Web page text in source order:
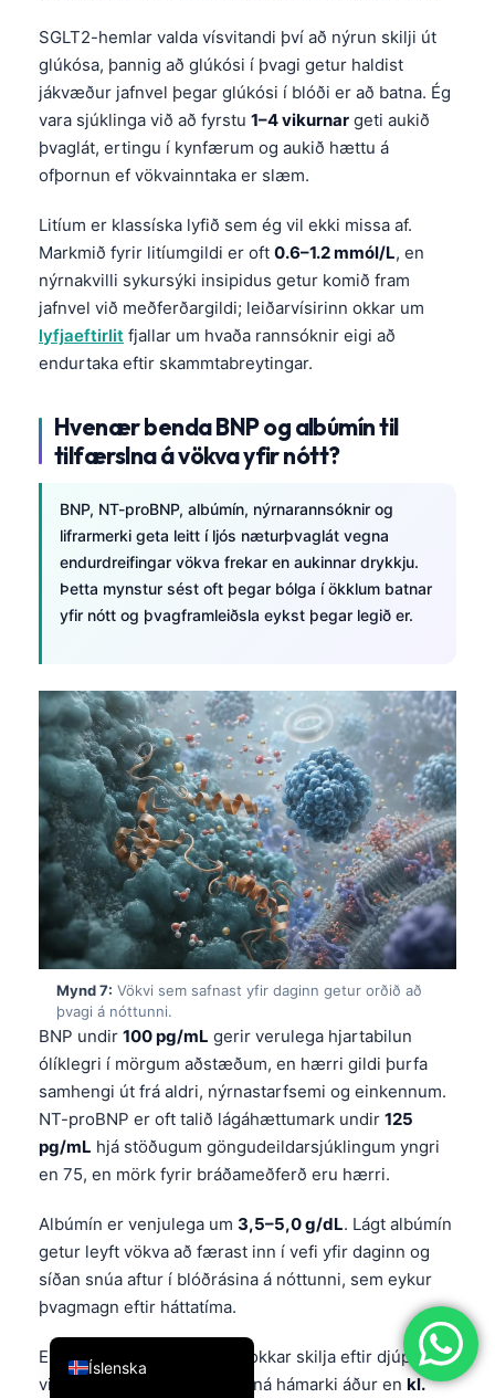
SGLT2-hemlar valda vísvitandi því að nýrun skilji út
glúkósa, þannig að glúkósi í þvagi getur haldist
jákvæður jafnvel þegar glúkósi í blóði er að batna. Ég
vara sjúklinga við að fyrstu 1–4 vikurnar geti aukið
þvaglát, ertingu í kynfærum og aukið hættu á
ofþornun ef vökvainntaka er slæm.
Litíum er klassíska lyfið sem ég vil ekki missa af.
Markmið fyrir litíumgildi er oft 0.6–1.2 mmól/L, en
nýrnakvilli sykursýki insipidus getur komið fram
jafnvel við meðferðargildi; leiðarvísirinn okkar um
lyfjaeftirlit fjallar um hvaða rannsóknir eigi að
endurtaka eftir skammtabreytingar.
Hvenær benda BNP og albúmín til
tilfærslna á vökva yfir nótt?
BNP, NT-proBNP, albúmín, nýrnarannsóknir og
lifrarmerki geta leitt í ljós næturþvaglát vegna
endurdreifingar vökva frekar en aukinnar drykkju.
Þetta mynstur sést oft þegar bólga í ökklum batnar
yfir nótt og þvagframleiðsla eykst þegar legið er.
Mynd 7: Vökvi sem safnast yfir daginn getur orðið að
þvagi á nóttunni.
BNP undir 100 pg/mL gerir verulega hjartabilun
ólíklegri í mörgum aðstæðum, en hærri gildi þurfa
samhengi út frá aldri, nýrnastarfsemi og einkennum.
NT-proBNP er oft talið lágáhættumark undir 125
pg/mL hjá stöðugum göngudeildarsjúklingum yngri
en 75, en mörk fyrir bráðameðferð eru hærri.
Albúmín er venjulega um 3,5–5,0 g/dL. Lágt albúmín
getur leyft vökva að færast inn í vefi yfir daginn og
síðan snúa aftur í blóðrásina á nóttunni, sem eykur
þvagmagn eftir háttatíma.
Ein hagnýt vísbending: ef sokkar skilja eftir djúp spor
við
og næturþvaglát ná hámarki áður en kl.
Íslenska
العربية
Français
עִבְרִית
Italiano
Español
Português
Ελληνικά
Türkçe
Română
简体中文
فارسی
Български
Dansk
Nederlands
हिन्दी
Bahasa Indonesia
Svenska
Bosanski
Azərbaycan dili
日本語
Čeština
Русский
Lietuvių kalba
Polski
한국어
Magyar
Shqip
বাংলা
اردو